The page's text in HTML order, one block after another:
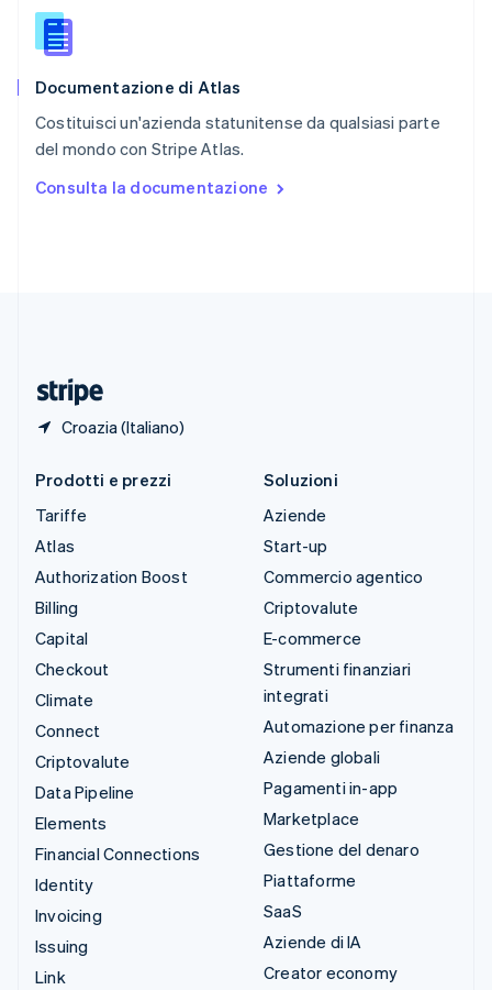
Documentazione di Atlas
Costituisci un'azienda statunitense da qualsiasi parte
del mondo con Stripe Atlas.
Consulta la documentazione
Croazia (Italiano)
English
Slovacchia
Slovenia
Spagna
Español English
English Español简体中文
Prodotti e prezzi
Tariffe
Atlas
Authorization Boost
Billing
Capital
Checkout
Climate
Connect
Criptovalute
Data Pipeline
Elements
Financial Connections
Identity
Invoicing
Issuing
Link
Soluzioni
Aziende
Start-up
Commercio agentico
Criptovalute
E-commerce
Strumenti finanziari
integrati
Automazione per finanza
Aziende globali
Pagamenti in-app
Marketplace
Gestione del denaro
Piattaforme
SaaS
Aziende di IA
Creator economy